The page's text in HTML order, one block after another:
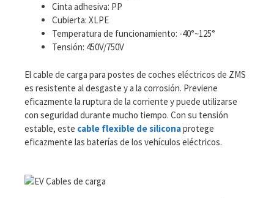
Cinta adhesiva: PP
Cubierta: XLPE
Temperatura de funcionamiento: -40°~125°
Tensión: 450V/750V
El cable de carga para postes de coches eléctricos de ZMS
es resistente al desgaste y a la corrosión. Previene
eficazmente la ruptura de la corriente y puede utilizarse
con seguridad durante mucho tiempo. Con su tensión
estable, este cable flexible de siliconaprotege
eficazmente las baterías de los vehículos eléctricos.